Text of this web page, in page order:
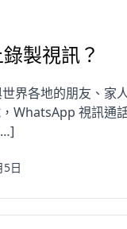
製視訊？
界各地的朋友、家
WhatsApp 視訊通
5日